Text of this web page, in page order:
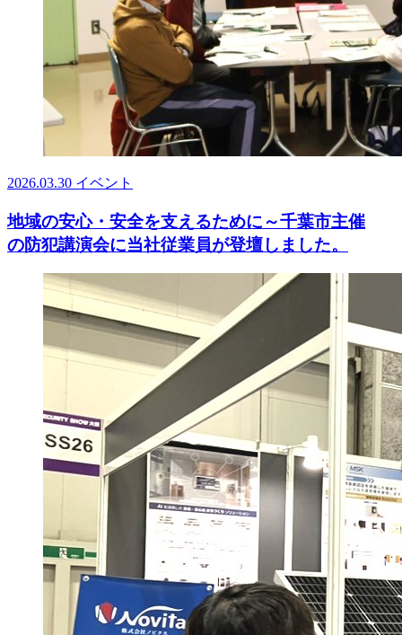
2026.03.30 イベント
地域の安心・安全を支えるために～千葉市主催
の防犯講演会に当社従業員が登壇しました。